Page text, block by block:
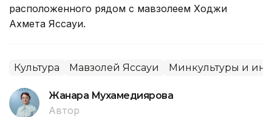
расположенного рядом с мавзолеем Ходжи
Ахмета Яссауи.
Культура Мавзолей Яссауи Минкультуры и
Жанара Мухамедиярова
Автор